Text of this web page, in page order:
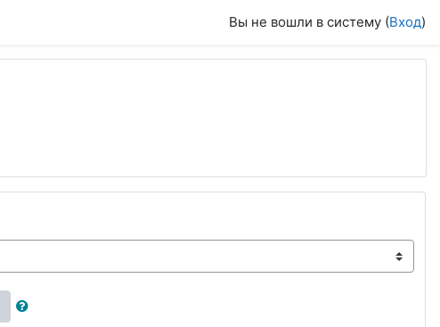
Вы не вошли в систему (Вход)